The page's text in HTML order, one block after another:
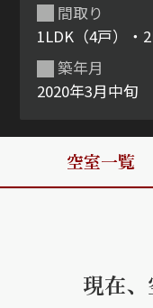
シャーメゾンライフサ
自立型サービス付き
シャーメゾンライフ
らくらくパートナー
築年月
2020年3月中旬
間取り
1LDK（4戸）・
空室一覧
現在